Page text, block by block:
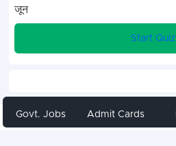
जून
Start Quiz
Share
Govt. Jobs Admit Cards